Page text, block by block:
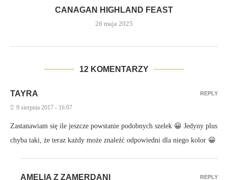
CANAGAN HIGHLAND FEAST
26 maja 2025
12 KOMENTARZY
TAYRA
9 sierpnia 2017 - 16:07
Zastanawiam się ile jeszcze powstanie podobnych szelek 😀 Jedyny plus
chyba taki, że teraz każdy może znaleźć odpowiedni dla niego kolor 😀
REPLY
AMELIA Z ZAMERDANI REPLY